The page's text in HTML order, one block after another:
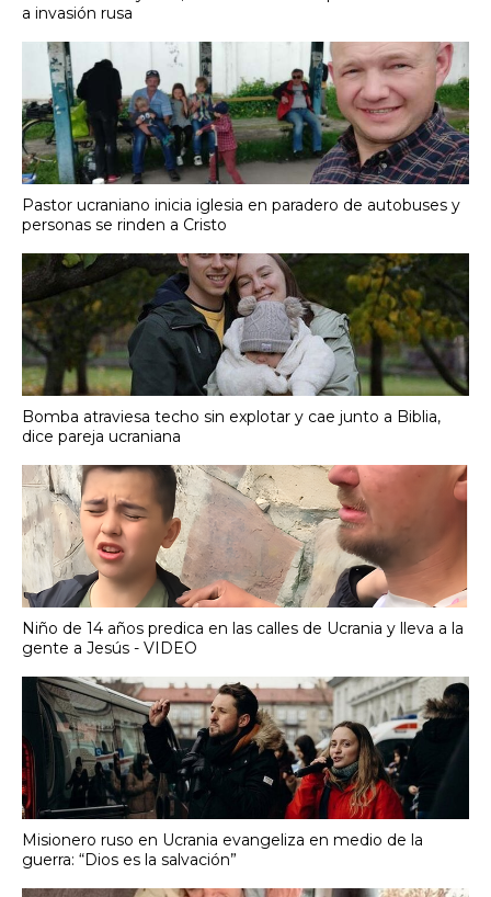
a invasión rusa
Pastor ucraniano inicia iglesia en paradero de autobuses y
personas se rinden a Cristo
Bomba atraviesa techo sin explotar y cae junto a Biblia,
dice pareja ucraniana
Niño de 14 años predica en las calles de Ucrania y lleva a la
gente a Jesús - VIDEO
Misionero ruso en Ucrania evangeliza en medio de la
guerra: “Dios es la salvación”